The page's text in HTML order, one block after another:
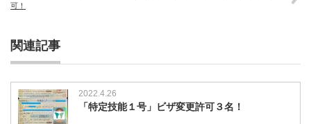
可！
関連記事
2022.4.26
「特定技能１号」ビザ変更許可３名！